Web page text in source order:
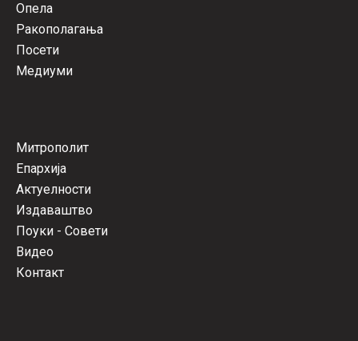
Опела
Ракополагања
Посети
Медиуми
Митрополит
Епархија
Актуелности
Издаваштво
Поуки - Совети
Видео
Контакт